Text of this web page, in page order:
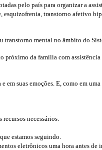
pelo país para organizar a
esquizofrenia, transtorno afetivo
mental no âmbito do
próximo da família com
suas emoções. E, como em
necessários.
estamos seguindo.
eletrônicos uma hora antes de